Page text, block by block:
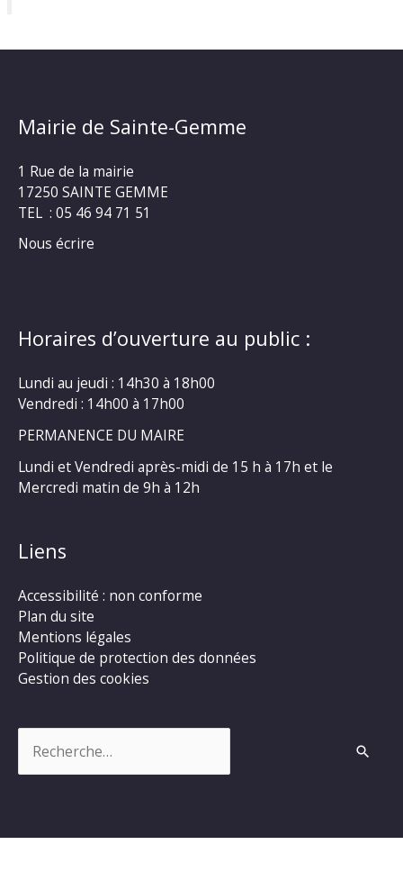
Mairie de Sainte-Gemme
1 Rue de la mairie
17250 SAINTE GEMME
TEL : 05 46 94 71 51
Nous écrire
Horaires d’ouverture au public :
Lundi au jeudi : 14h30 à 18h00
Vendredi : 14h00 à 17h00
PERMANENCE DU MAIRE
Lundi et Vendredi après-midi de 15 h à 17h et le
Mercredi matin de 9h à 12h
Liens
Accessibilité : non conforme
Plan du site
Mentions légales
Politique de protection des données
Gestion des cookies